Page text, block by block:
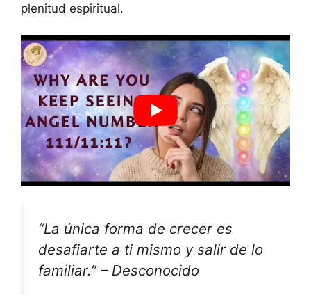
plenitud espiritual.
“La única forma de crecer es
desafiarte a ti mismo y salir de lo
familiar.” – Desconocido